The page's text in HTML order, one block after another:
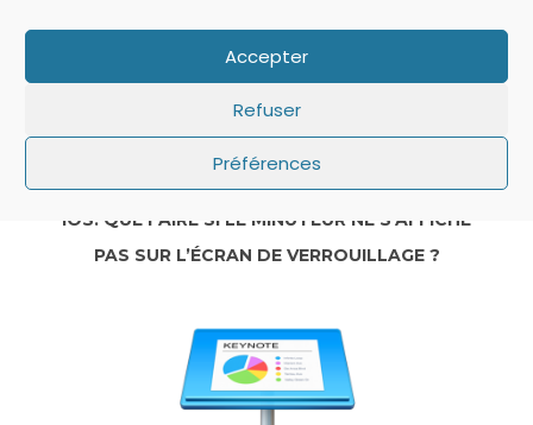
Accepter
Refuser
Préférences
IOS: QUE FAIRE SI LE MINUTEUR NE S’AFFICHE
PAS SUR L’ÉCRAN DE VERROUILLAGE ?